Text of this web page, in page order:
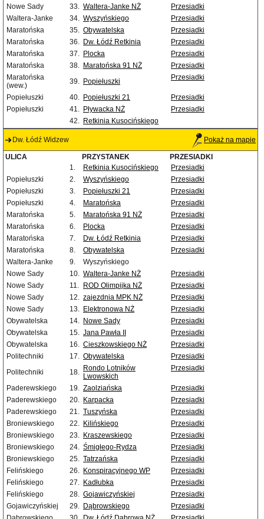
Nowe Sady
33. Waltera-Janke NŻ
Przesiadki
Waltera-Janke
34. Wyszyńskiego
Przesiadki
Maratońska
35. Obywatelska
Przesiadki
Maratońska
36. Dw. Łódź Retkinia
Przesiadki
Maratońska
37. Plocka
Przesiadki
Maratońska
38. Maratońska 91 NŻ
Przesiadki
Maratońska
(wew.)
39. Popiełuszki Przesiadki
Popiełuszki 40. Popiełuszki 21
Przesiadki
Popiełuszki
41. Pływacka NŻ
Przesiadki
42. Retkinia Kusocińskiego
Dw. Łódź Widzew Pokaż na mapie
ULICA PRZYSTANEK
PRZESIADKI
1.
Retkinia Kusocińskiego
Przesiadki
Popiełuszki
2. Wyszyńskiego
Przesiadki
Popiełuszki
3. Popiełuszki 21
Przesiadki
Popiełuszki
4. Maratońska
Przesiadki
Maratońska
5. Maratońska 91 NŻ
Przesiadki
Maratońska
6. Plocka
Przesiadki
Maratońska
7. Dw. Łódź Retkinia
Przesiadki
Maratońska
8. Obywatelska
Przesiadki
Waltera-Janke
9.
Wyszyńskiego
Nowe Sady
10. Waltera-Janke NŻ
Przesiadki
Nowe Sady
11. ROD Olimpijka NŻ
Przesiadki
Nowe Sady
12. zajezdnia MPK NŻ
Przesiadki
Nowe Sady
13. Elektronowa NŻ
Przesiadki
Obywatelska
14. Nowe Sady
Przesiadki
Obywatelska
15. Jana Pawła II
Przesiadki
Obywatelska
16. Cieszkowskiego NŻ
Przesiadki
Politechniki
17. Obywatelska
Przesiadki
Politechniki
18. Rondo Lotników
Lwowskich
Przesiadki
Paderewskiego 19. Zaolziańska
Przesiadki
Paderewskiego
20. Karpacka
Przesiadki
Paderewskiego
21. Tuszyńska
Przesiadki
Broniewskiego
22. Kilińskiego
Przesiadki
Broniewskiego
23. Kraszewskiego
Przesiadki
Broniewskiego
24. Śmigłego-Rydza
Przesiadki
Broniewskiego
25. Tatrzańska
Przesiadki
Felińskiego
26. Konspiracyjnego WP
Przesiadki
Felińskiego
27. Kadłubka
Przesiadki
Felińskiego
28. Gojawiczyńskiej
Przesiadki
Gojawiczyńskiej
29. Dąbrowskiego
Przesiadki